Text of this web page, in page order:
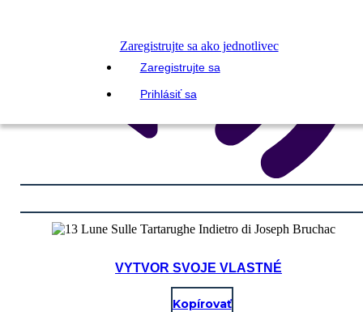
Zaregistrujte sa ako jednotlivec
Zaregistrujte sa
Prihlásiť sa
VYTVOR SVOJE VLASTNÉ
Kopírovať